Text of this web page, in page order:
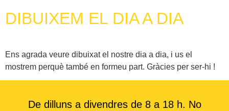
DIBUIXEM EL DIA A DIA
Ens agrada veure dibuixat el nostre dia a dia, i us el
mostrem perquè també en formeu part. Gràcies per ser-hi !
De dilluns a divendres de 8 a 18 h. No